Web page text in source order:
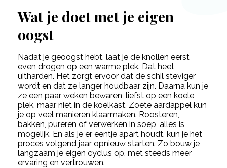
Wat je doet met je eigen
oogst
Nadat je geoogst hebt, laat je de knollen eerst
even drogen op een warme plek. Dat heet
uitharden. Het zorgt ervoor dat de schil steviger
wordt en dat ze langer houdbaar zijn. Daarna kun je
ze een paar weken bewaren, liefst op een koele
plek, maar niet in de koelkast. Zoete aardappel kun
je op veel manieren klaarmaken. Roosteren,
bakken, pureren of verwerken in soep, alles is
mogelijk. En als je er eentje apart houdt, kun je het
proces volgend jaar opnieuw starten. Zo bouw je
langzaam je eigen cyclus op, met steeds meer
ervaring en vertrouwen.